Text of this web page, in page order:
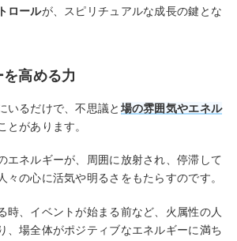
ロールが、スピリチュアルな成長の鍵とな
高める力
いるだけで、不思議と 場の雰囲気やエネル
とがあります。
エネルギーが、周囲に放射され、停滞して
々の心に活気や明るさをもたらすのです。
時、イベントが始まる前など、火属性の人
、場全体がポジティブなエネルギーに満ち